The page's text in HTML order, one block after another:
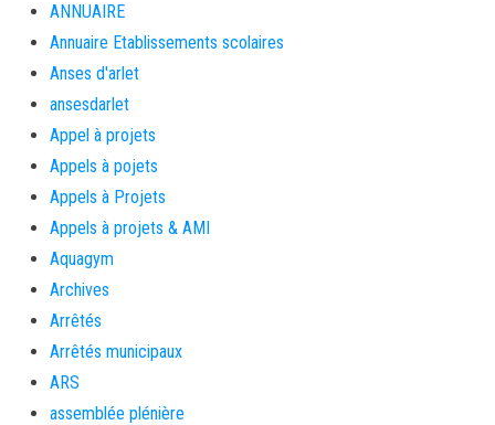
ANNUAIRE
Annuaire Etablissements scolaires
Anses d'arlet
ansesdarlet
Appel à projets
Appels à pojets
Appels à Projets
Appels à projets & AMI
Aquagym
Archives
Arrêtés
Arrêtés municipaux
ARS
assemblée plénière